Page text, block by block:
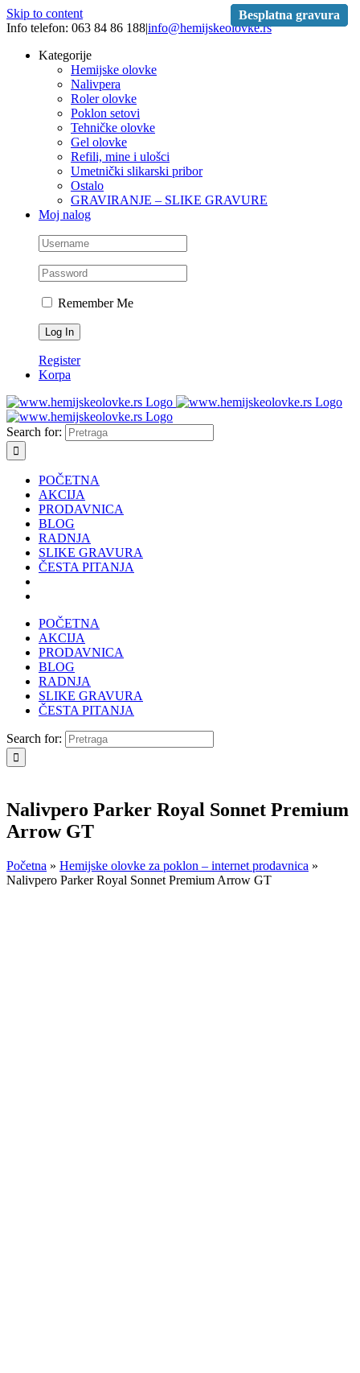
Skip to content
Info telefon: 063 84 86 188|info@hemijskeolovke.rs
Kategorije
Hemijske olovke
Nalivpera
Roler olovke
Poklon setovi
Tehničke olovke
Gel olovke
Refili, mine i ulošci
Umetnički slikarski pribor
Ostalo
GRAVIRANJE – SLIKE GRAVURE
Moj nalog
Remember Me
Register
Korpa
Search for:
POČETNA
AKCIJA
PRODAVNICA
BLOG
RADNJA
SLIKE GRAVURA
ČESTA PITANJA
POČETNA
AKCIJA
PRODAVNICA
BLOG
RADNJA
SLIKE GRAVURA
ČESTA PITANJA
Search for:
Nalivpero Parker Royal Sonnet Premium
Arrow GT
Početna » Hemijske olovke za poklon – internet prodavnica »
Nalivpero Parker Royal Sonnet Premium Arrow GT
Besplatna gravura
Besplatna gravura
Besplatna gravura
Besplatna gravura